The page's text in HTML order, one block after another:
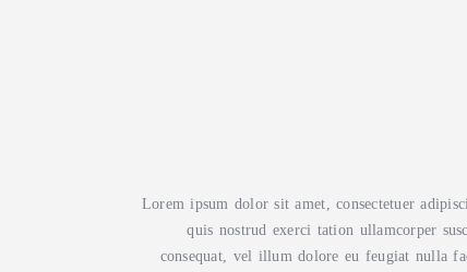
Lorem ipsum dolor sit amet, consectetuer
quis nostrud exerci tation ullamcorper
consequat, vel illum dolore eu feugiat nulla